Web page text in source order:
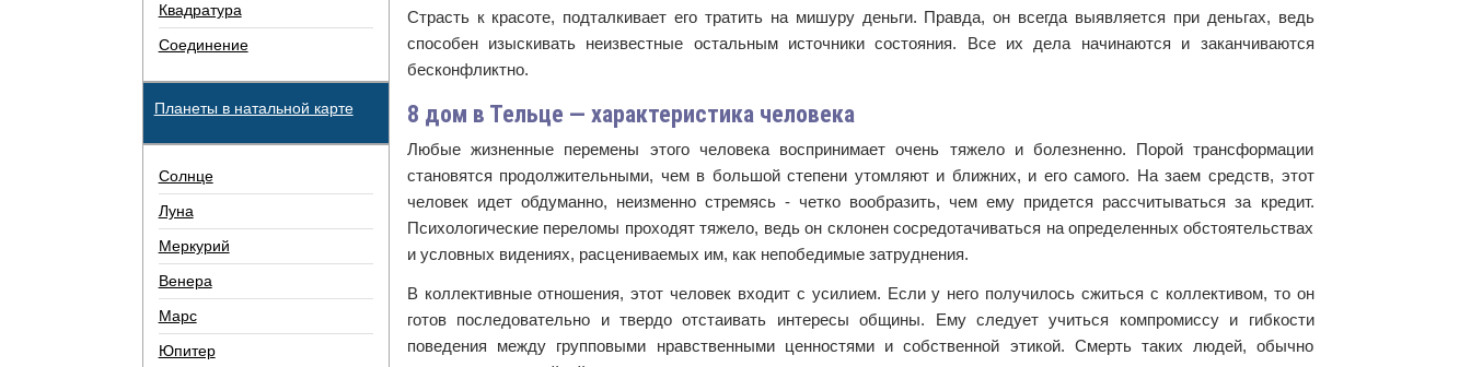
Страсть к красоте, подталкивает его тратить на мишуру деньги. Правда, он всегда выявляется при деньгах, ведь
способен изыскивать неизвестные остальным источники состояния. Все их дела начинаются и заканчиваются
бесконфликтно.
8 дом в Тельце — характеристика человека
Любые жизненные перемены этого человека воспринимает очень тяжело и болезненно. Порой трансформации
становятся продолжительными, чем в большой степени утомляют и ближних, и его самого. На заем средств, этот
человек идет обдуманно, неизменно стремясь - четко вообразить, чем ему придется рассчитываться за кредит.
Психологические переломы проходят тяжело, ведь он склонен сосредотачиваться на определенных обстоятельствах
и условных видениях, расцениваемых им, как непобедимые затруднения.
В коллективные отношения, этот человек входит с усилием. Если у него получилось сжиться с коллективом, то он
готов последовательно и твердо отстаивать интересы общины. Ему следует учиться компромиссу и гибкости
поведения между групповыми нравственными ценностями и собственной этикой. Смерть таких людей, обычно
Квадратура
Соединение
Планеты в натальной карте
Солнце
Луна
Меркурий
Венера
Марс
Юпитер